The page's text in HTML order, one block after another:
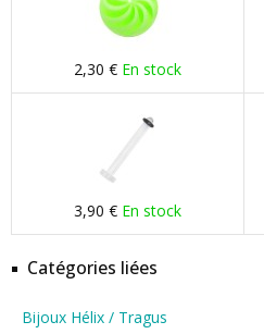
2,30 € En stock
3,90 € En stock
Catégories liées
Bijoux Hélix / Tragus